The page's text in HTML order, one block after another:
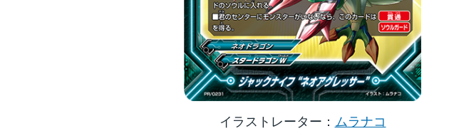
イラストレーター ムラナコ